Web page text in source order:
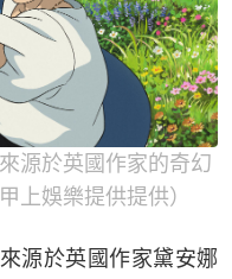
源於英國作家的奇幻
上娛樂提供提供）
源於英國作家黛安娜